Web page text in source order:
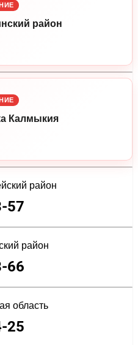
район
Калмыкия
район
57
район
66
область
25